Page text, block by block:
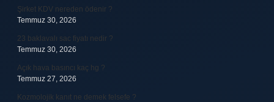
Şirket KDV nereden ödenir ?
Temmuz 30, 2026
23 baklavalı sac fiyatı nedir ?
Temmuz 30, 2026
Açık hava basıncı kaç hg ?
Temmuz 27, 2026
Kozmolojik kanıt ne demek felsefe ?